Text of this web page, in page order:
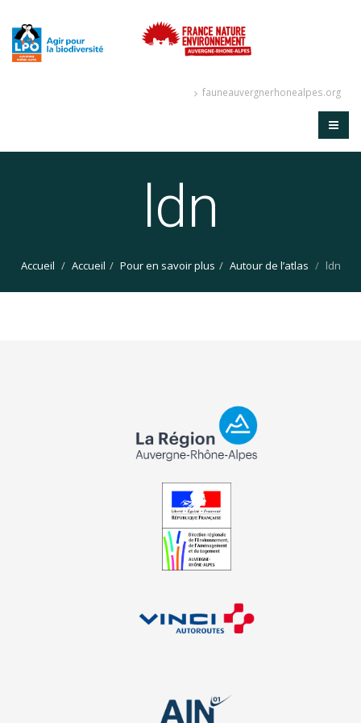
fauneauvergnerhonealpes.org
ldn
Accueil Accueil Pour en savoir plus Autour de l’atlas ldn